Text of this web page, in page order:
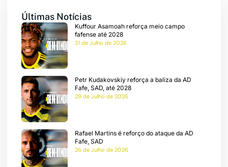
Últimas Notícias
Kuffour Asamoah reforça meio campo
fafense até 2028
31 de Julho de 2026
Petr Kudakovskiy reforça a baliza da AD
Fafe, SAD, até 2028
29 de Julho de 2026
Rafael Martins é reforço do ataque da AD
Fafe, SAD
26 de Julho de 2026